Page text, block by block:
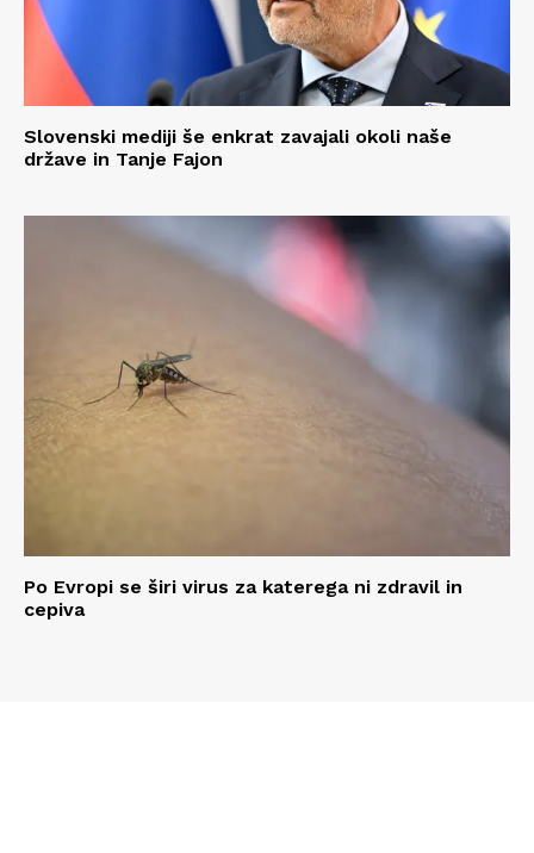
Slovenski mediji še enkrat zavajali okoli naše
države in Tanje Fajon
Po Evropi se širi virus za katerega ni zdravil in
cepiva